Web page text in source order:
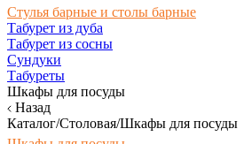
Стулья барные и столы барные
Табурет из дуба
Табурет из сосны
Сундуки
Табуреты
Шкафы для посуды
Назад
Каталог/Столовая/Шкафы для посуды